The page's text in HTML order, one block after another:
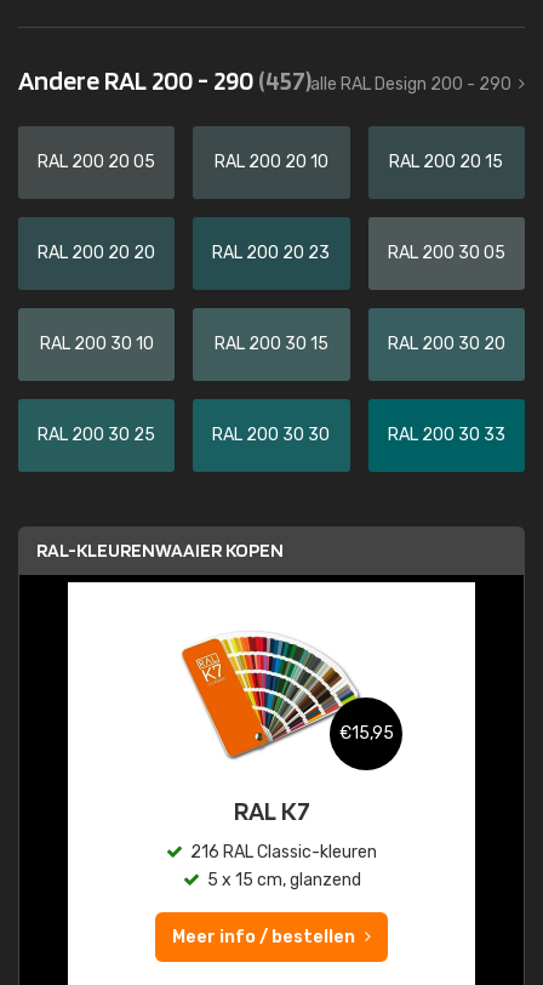
Andere RAL 200 - 290(457)alle RAL Design 200 - 290
RAL 200 20 05 RAL 200 20 10 RAL 200 20 15
RAL 200 20 20 RAL 200 20 23 RAL 200 30 05
RAL 200 30 10 RAL 200 30 15 RAL 200 30 20
RAL 200 30 25 RAL 200 30 30 RAL 200 30 33
RAL-KLEURENWAAIER KOPEN
€15,95
RAL K7
216 RAL Classic-kleuren
5 x 15 cm, glanzend
Meer info / bestellen